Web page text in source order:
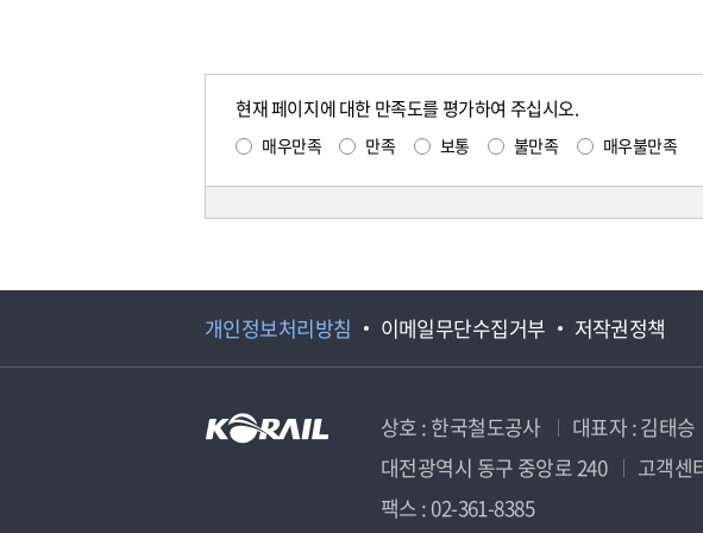
현재 페이지에 대한 만족도를 평가하여 주십시오.
매우만족 만족 보통 불만족 매우불만족
개인정보처리방침 이메일무단수집거부 저작권정책
상호 : 한국철도공사 대표자 : 김태승
대전광역시 동구 중앙로 240
고객센
팩스 : 02-361-8385